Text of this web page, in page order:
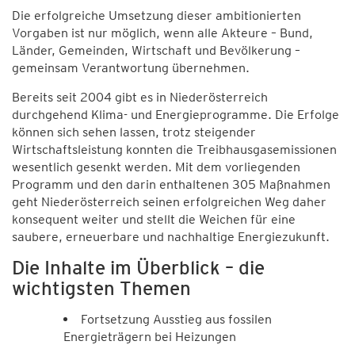
Die erfolgreiche Umsetzung dieser ambitionierten
Vorgaben ist nur möglich, wenn alle Akteure – Bund,
Länder, Gemeinden, Wirtschaft und Bevölkerung –
gemeinsam Verantwortung übernehmen.
Bereits seit 2004 gibt es in Niederösterreich
durchgehend Klima- und Energieprogramme. Die Erfolge
können sich sehen lassen, trotz steigender
Wirtschaftsleistung konnten die Treibhausgasemissionen
wesentlich gesenkt werden. Mit dem vorliegenden
Programm und den darin enthaltenen 305 Maßnahmen
geht Niederösterreich seinen erfolgreichen Weg daher
konsequent weiter und stellt die Weichen für eine
saubere, erneuerbare und nachhaltige Energiezukunft.
Die Inhalte im Überblick – die
wichtigsten Themen
Fortsetzung Ausstieg aus fossilen
Energieträgern bei Heizungen